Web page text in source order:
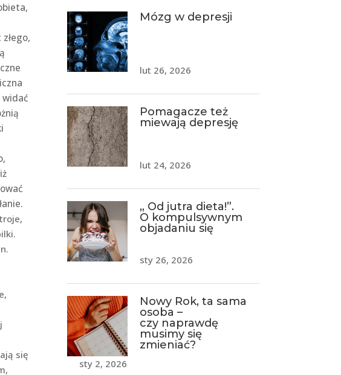
widać
się
Mózg w depresji
lut 26, 2026
Pomagacze też
miewają depresję
lut 24, 2026
„ Od jutra dieta!”.
O kompulsywnym
objadaniu się
sty 26, 2026
Nowy Rok, ta sama
osoba –
czy naprawdę
musimy się
zmieniać?
sty 2, 2026